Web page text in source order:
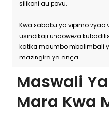
silikoni au povu.
Kwa sababu ya vipimo vyao
usindikaji unaoweza
katika maumbo mbalimbali
mazingira ya anga.
Maswali
Mara Kwa